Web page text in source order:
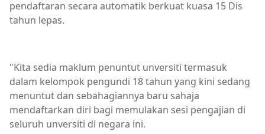
pendaftaran secara automatik berkuat kuasa 15 Dis
tahun lepas.
"Kita sedia maklum penuntut unversiti termasuk
dalam kelompok pengundi 18 tahun yang kini sedang
menuntut dan sebahagiannya baru sahaja
mendaftarkan diri bagi memulakan sesi pengajian di
seluruh unversiti di negara ini.